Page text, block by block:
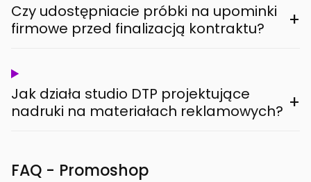
Czy udostępniacie próbki na upominki
firmowe przed finalizacją kontraktu?
+
Jak działa studio DTP projektujące
nadruki na materiałach reklamowych? +
FAQ - Promoshop